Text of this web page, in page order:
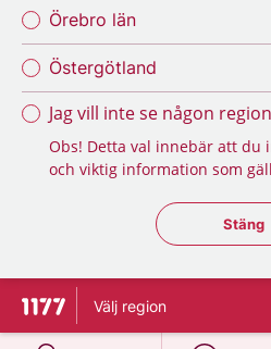
Örebro län
Östergötland
Jag vill inte se någon
Obs! Detta val innebär att du
och viktig information som
Stäng
Stäng
Till startsidan för 1177
Välj region
på 1177.se
på